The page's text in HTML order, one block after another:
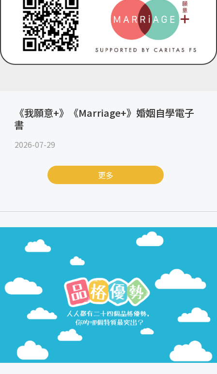
《我願意+》《Marriage+》婚姻自學電子
書
2026-07-29
更多